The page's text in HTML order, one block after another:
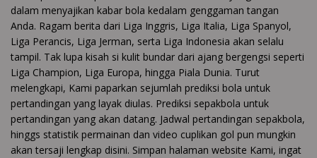
dalam menyajikan kabar bola kedalam genggaman tangan
Anda. Ragam berita dari Liga Inggris, Liga Italia, Liga Spanyol,
Liga Perancis, Liga Jerman, serta Liga Indonesia akan selalu
tampil. Tak lupa kisah si kulit bundar dari ajang bergengsi seperti
Liga Champion, Liga Europa, hingga Piala Dunia. Turut
melengkapi, Kami paparkan sejumlah prediksi bola untuk
pertandingan yang layak diulas. Prediksi sepakbola untuk
pertandingan yang akan datang. Jadwal pertandingan sepakbola,
hinggs statistik permainan dan video cuplikan gol pun mungkin
akan tersaji lengkap disini. Simpan halaman website Kami, ingat